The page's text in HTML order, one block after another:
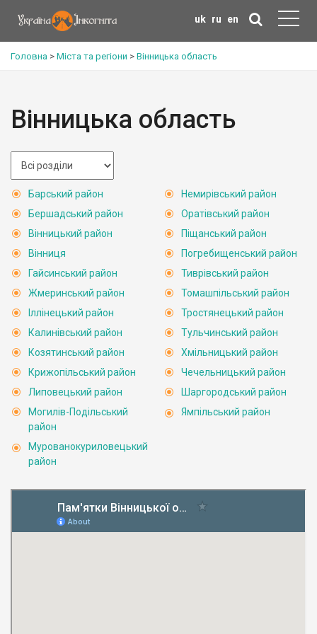
uk ru en
Головна > Міста та регіони > Вінницька область
Вінницька область
Барський район
Бершадський район
Вінницький район
Вінниця
Гайсинський район
Жмеринський район
Іллінецький район
Калинівський район
Козятинський район
Крижопільський район
Липовецький район
Могилів-Подільський
район
Мурованокуриловецький
район
Немирівський район
Оратівський район
Піщанський район
Погребищенський район
Тиврівський район
Томашпільський район
Тростянецький район
Тульчинський район
Хмільницький район
Чечельницький район
Шаргородський район
Ямпільський район